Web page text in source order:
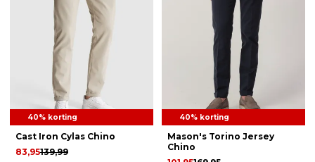
40% korting
Cast Iron Cylas Chino
139,99
83,95
40% korting
Mason's Torino Jersey
Chino